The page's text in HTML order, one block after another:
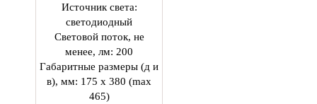
Источник света:
светодиодный
Световой поток, не
менее, лм: 200
Габаритные размеры (д и
в), мм: 175 х 380 (max
465)